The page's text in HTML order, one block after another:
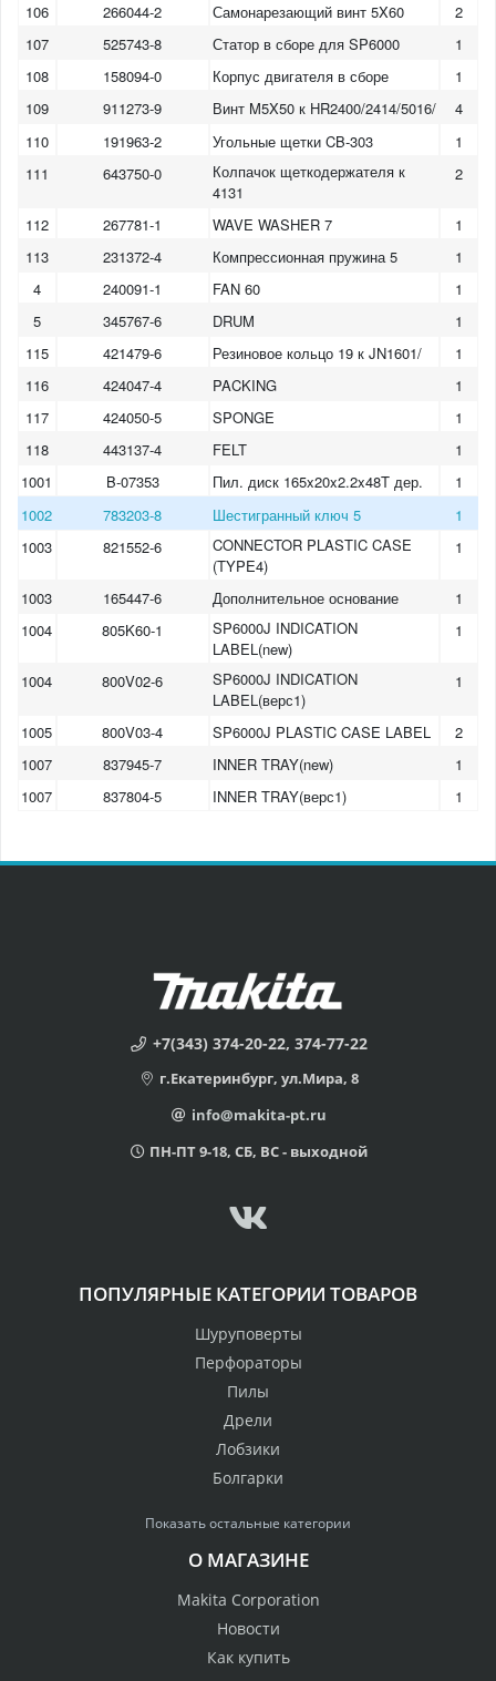
106
266044-2 Самонарезающий винт 5X60
2
107
525743-8 Статор в сборе для SP6000
1
108
158094-0 Корпус двигателя в сборе
1
109
911273-9 Винт M5X50 к HR2400/2414/5016/
4
110
191963-2 Угольные щетки CB-303
1
111
643750-0
Колпачок щеткодержателя к
4131
2
112 267781-1 WAVE WASHER 7
1
113
231372-4 Компрессионная пружина 5
1
4
240091-1 FAN 60
1
5
345767-6 DRUM
1
115
421479-6 Резиновое кольцо 19 к JN1601/
1
116
424047-4 PACKING
1
117
424050-5 SPONGE
1
118
443137-4 FELT
1
1001
B-07353 Пил. диск 165x20x2.2x48T дер.
1
1002
783203-8 Шестигранный ключ 5
1
1003
821552-6
CONNECTOR PLASTIC CASE
(TYPE4)
1
1003 165447-6 Дополнительное основание
1
1004
805K60-1
SP6000J INDICATION
LABEL(new)
1
1004 800V02-6
SP6000J INDICATION
LABEL(верс1)
1
1005 800V03-4 SP6000J PLASTIC CASE LABEL
2
1007
837945-7 INNER TRAY(new)
1
1007
837804-5 INNER TRAY(верс1) 1
+7(343) 374-20-22, 374-77-22
г.Екатеринбург, ул.Мира, 8
info@makita-pt.ru
ПН-ПТ 9-18, СБ, ВС - выходной
ПОПУЛЯРНЫЕ КАТЕГОРИИ ТОВАРОВ
Шуруповерты
Перфораторы
Пилы
Дрели
Лобзики
Болгарки
Показать остальные категории
О МАГАЗИНЕ
Makita Corporation
Новости
Как купить